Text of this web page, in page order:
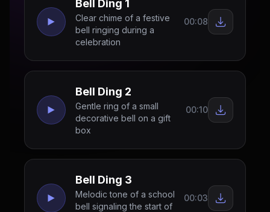
Bell Ding 1
Clear chime of a festive
bell ringing during a
celebration
00:08
Bell Ding 2
Gentle ring of a small
decorative bell on a gift
box
00:10
Bell Ding 3
Melodic tone of a school
bell signaling the start of
00:03